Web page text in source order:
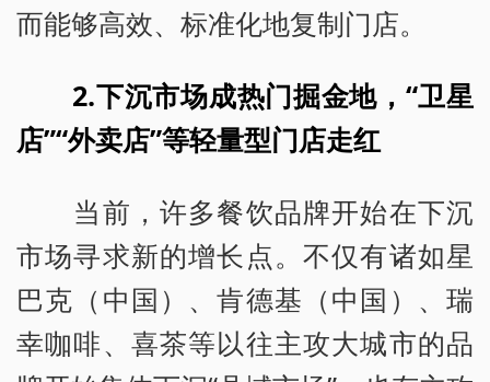
而能够高效、标准化地复制门店。
2.下沉市场成热门掘金地，“卫星
店”“外卖店”等轻量型门店走红
当前，许多餐饮品牌开始在下沉
市场寻求新的增长点。不仅有诸如星
巴克（中国）、肯德基（中国）、瑞
幸咖啡、喜茶等以往主攻大城市的品